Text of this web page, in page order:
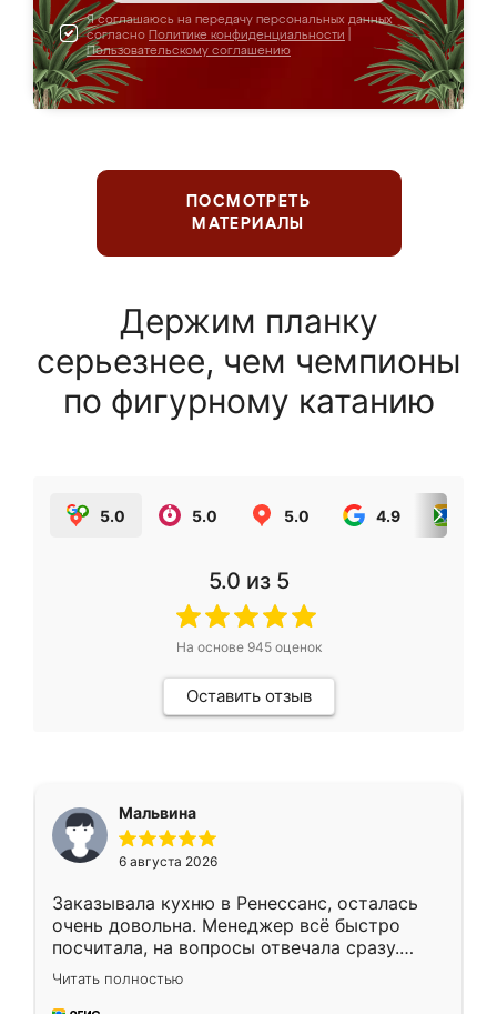
Я соглашаюсь на передачу персональных данных
согласно Политике конфиденциальности
Пользовательскому соглашению
ПОСМОТРЕТЬ
МАТЕРИАЛЫ
Держим планку
серьезнее, чем чемпионы
по фигурному катанию
5.0 5.0 5.0 4.9
5.0 из 5
На основе 945оценок
Оставить отзыв
Мальвина
6 августа 2026
Заказывала кухню в Ренессанс, осталась
очень довольна. Менеджер всё быстро
посчитала, на вопросы отвечала сразу.
Замерщик приехал в субботу, подошёл к
делу со всей ответственностью. Собрали
Читать полностью